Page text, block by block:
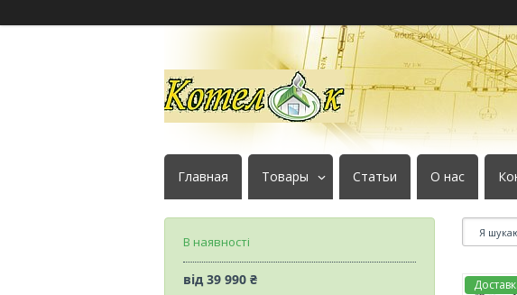
Главная Товары Статьи О нас
В наявності
від 39 990 ₴